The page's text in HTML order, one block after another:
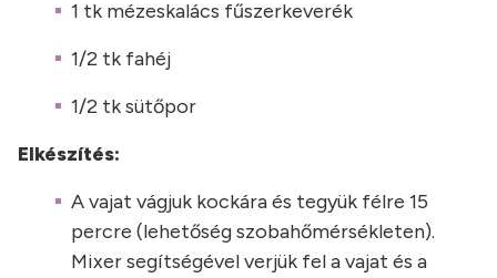
1 tk mézeskalács fűszerkeverék
1/2 tk fahéj
1/2 tk sütőpor
Elkészítés:
A vajat vágjuk kockára és tegyük félre 15
percre (lehetőség szobahőmérsékleten).
Mixer segítségével verjük fel a vajat és a